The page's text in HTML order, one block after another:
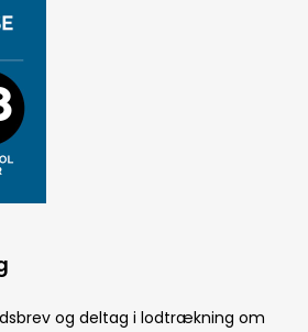
og deltag i lodtrækning om